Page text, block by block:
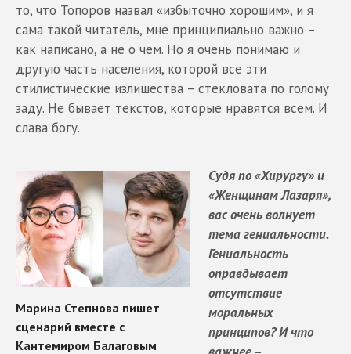
то, что Топоров назвал «избыточно хорошим», и я
сама такой читатель, мне принципиально важно –
как написано, а не о чем. Но я очень понимаю и
другую часть населения, которой все эти
стилистические излишества – стекловата по голому
заду. Не бывает текстов, которые нравятся всем. И
слава богу.
Судя по «Хирургу» и
«Женщинам Лазаря»,
вас очень волнует
тема гениальности.
Гениальность
оправдывает
отсутствие
моральных
принципов? И что